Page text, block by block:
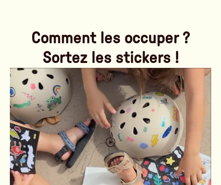
Comment les occuper ?
Sortez les stickers !